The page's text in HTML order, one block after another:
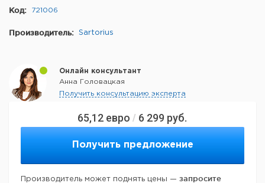
65,12 евро / 6 299 руб.
Получить предложение
Производитель может поднять цены — запросите
Код: 721006
Производитель: Sartorius
Онлайн консультант
Анна Головацкая
Получить консультацию эксперта